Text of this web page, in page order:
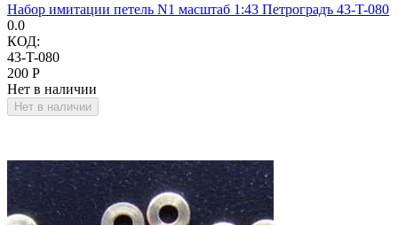
Набор имитации петель N1 масштаб 1:43 Петроградъ 43-T-080
0.0
КОД:
43-T-080
‍200‍ Р
Нет в наличии
Нет в наличии